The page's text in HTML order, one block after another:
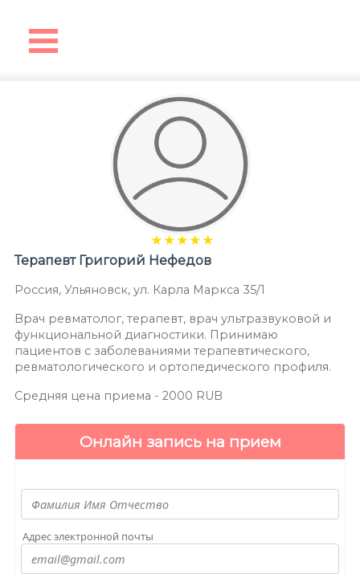
★★★★★
Терапевт Григорий Нефедов
Россия, Ульяновск, ул. Карла Маркса 35/1
Врач ревматолог, терапевт, врач ультразвуковой и
функциональной диагностики. Принимаю
пациентов с заболеваниями терапевтического,
ревматологического и ортопедического профиля.
Средняя цена приема - 2000 RUB
Онлайн запись на прием
Адрес электронной почты